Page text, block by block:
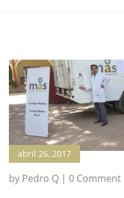
abril 26, 2017
by Pedro Q | 0 Comment